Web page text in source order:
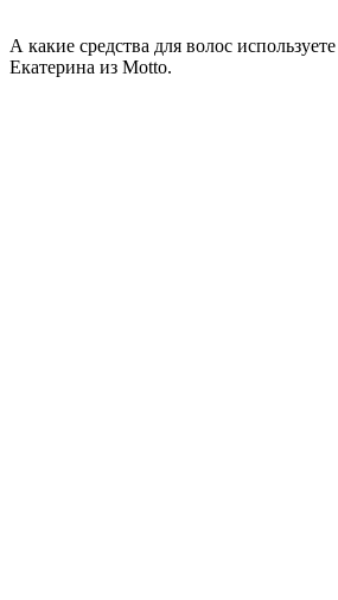
А какие средства для волос
Екатерина из Motto.